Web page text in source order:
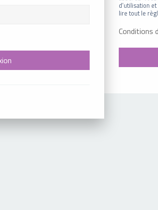
d’utilisation
lire tout le
Conditions